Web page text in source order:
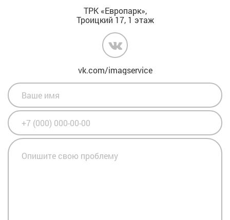
ТРК «Европарк»,
Троицкий 17, 1 этаж
vk.com/imagservice